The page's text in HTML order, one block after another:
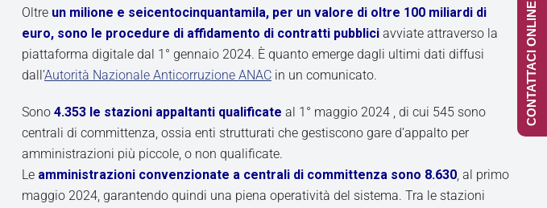
Oltre un milione e seicentocinquantamila, per un valore di oltre 100 miliardi di
euro, sono le procedure di affidamento di contratti pubblici avviate attraverso la
piattaforma digitale dal 1° gennaio 2024. È quanto emerge dagli ultimi dati diffusi
dall’Autorità Nazionale Anticorruzione ANAC in un comunicato.
Sono 4.353 le stazioni appaltanti qualificate al 1° maggio 2024 , di cui 545 sono
centrali di committenza, ossia enti strutturati che gestiscono gare d’appalto per
amministrazioni più piccole, o non qualificate.
Le amministrazioni convenzionate a centrali di committenza sono 8.630, al primo
maggio 2024, garantendo quindi una piena operatività del sistema. Tra le stazioni
CONTATTACI ONLINE